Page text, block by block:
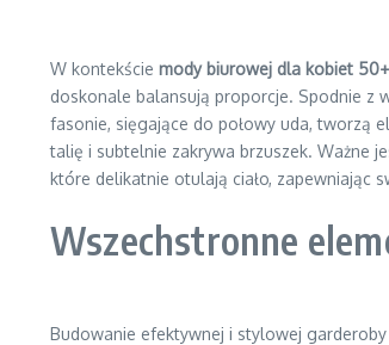
W kontekście mody biurowej dla kobiet
doskonale balansują proporcje. Spodnie z
fasonie, sięgające do połowy uda, tworzą
talię i subtelnie zakrywa brzuszek. Ważne
które delikatnie otulają ciało, zapewniając
Wszechstronne
Budowanie efektywnej i stylowej